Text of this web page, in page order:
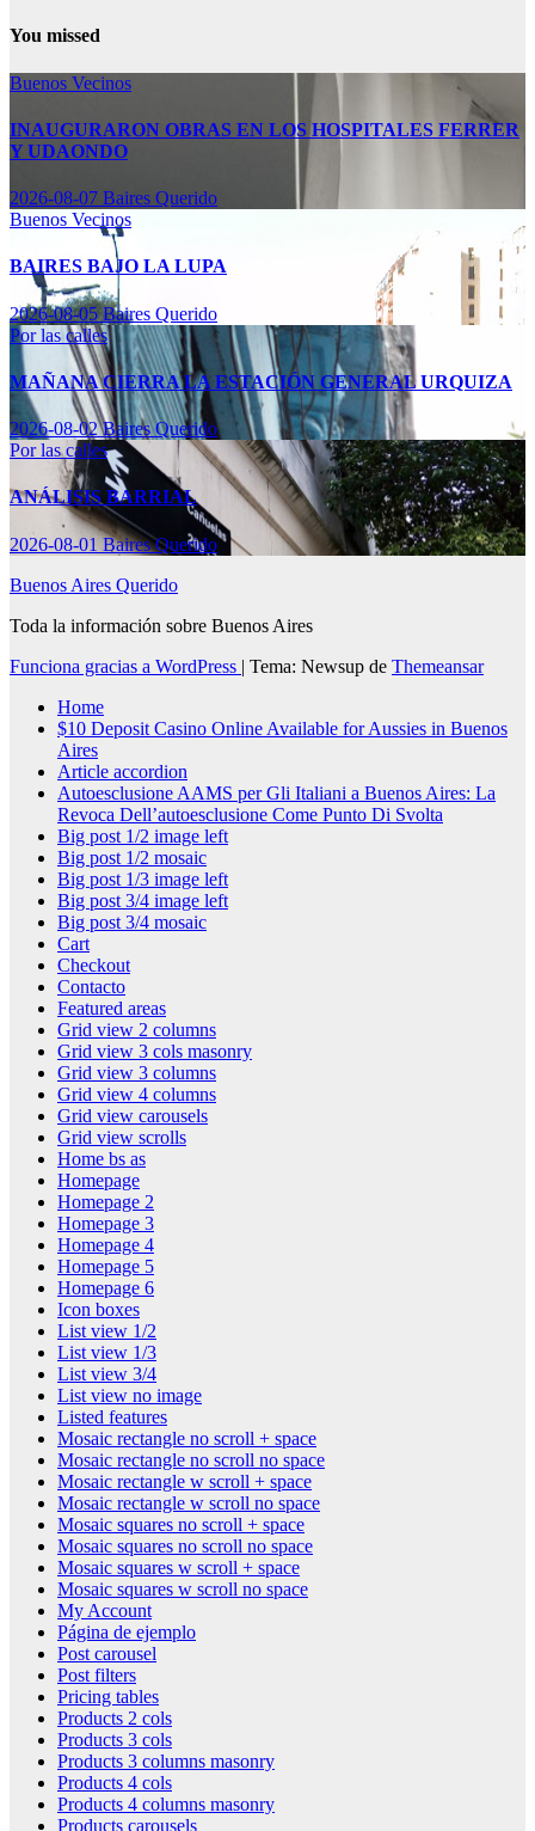
You missed
Buenos Vecinos
INAUGURARON OBRAS EN LOS HOSPITALES FERRER
Y UDAONDO
2026-08-07 Baires Querido
Buenos Vecinos
BAIRES BAJO LA LUPA
2026-08-05Baires Querido
Por las calles
MAÑANA CIERRA LA ESTACIÓN GENERAL URQUIZA
2026-08-02Baires Querido
Por las calles
ANÁLISIS BARRIAL
2026-08-01Baires Querido
Buenos Aires Querido
Toda la información sobre Buenos Aires
Funciona gracias a WordPress | Tema: Newsup de Themeansar
Home
$10 Deposit Casino Online Available for Aussies in Buenos
Aires
Article accordion
Autoesclusione AAMS per Gli Italiani a Buenos Aires: La
Revoca Dell’autoesclusione Come Punto Di Svolta
Big post 1/2 image left
Big post 1/2 mosaic
Big post 1/3 image left
Big post 3/4 image left
Big post 3/4 mosaic
Cart
Checkout
Contacto
Featured areas
Grid view 2 columns
Grid view 3 cols masonry
Grid view 3 columns
Grid view 4 columns
Grid view carousels
Grid view scrolls
Home bs as
Homepage
Homepage 2
Homepage 3
Homepage 4
Homepage 5
Homepage 6
Icon boxes
List view 1/2
List view 1/3
List view 3/4
List view no image
Listed features
Mosaic rectangle no scroll + space
Mosaic rectangle no scroll no space
Mosaic rectangle w scroll + space
Mosaic rectangle w scroll no space
Mosaic squares no scroll + space
Mosaic squares no scroll no space
Mosaic squares w scroll + space
Mosaic squares w scroll no space
My Account
Página de ejemplo
Post carousel
Post filters
Pricing tables
Products 2 cols
Products 3 cols
Products 3 columns masonry
Products 4 cols
Products 4 columns masonry
Products carousels